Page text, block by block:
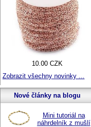
10.00 CZK
Zobrazit všechny novinky ...
Nové články na blogu
Mini tutoriál na
náhrdelník z mušlí